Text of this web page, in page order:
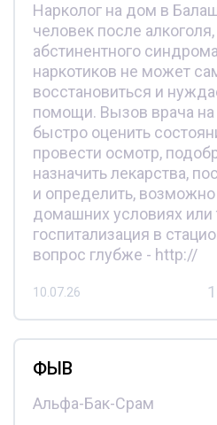
Нарколог на дом в
человек после
абстинентного
наркотиков не может
восстановиться и
помощи. Вызов врача
быстро оценить
провести осмотр,
назначить лекарства,
и определить,
домашних условиях или
госпитализация в
вопрос глубже - http://
10.07.26
ФЫВ
Альфа-Бак-Срам